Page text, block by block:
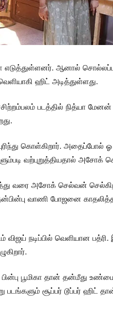
ஆனால்
ஹிட் அடித்துள்ளது.
படத்தில் நித்யா
கொள்கிறார். அதைப்போல்
வற்புறுத்தியதால் அசோக்
வரை அசோக் செல்வன்
வாணி போஜனை
நடிப்பில் வெளியான
பூமிகா தான் தன்மீது
சூப்பர் டூப்பர் ஹிட்